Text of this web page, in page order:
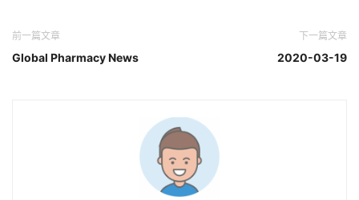
前一篇文章
Global Pharmacy News
下一篇文章
2020-03-19